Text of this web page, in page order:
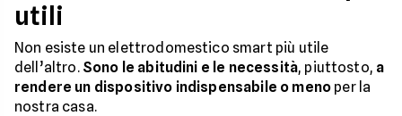
utili
Non esiste un elettrodomestico smart più utile
dell’altro. Sono le abitudini e le necessità, piuttosto, a
rendere un dispositivo indispensabile o meno per la
nostra casa.